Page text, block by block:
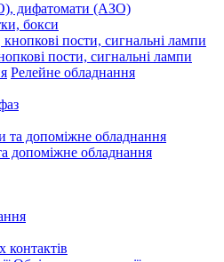
дифатомати (АЗО)
бокси
пости, сигнальні лампи
Релейне обладнання
допоміжне обладнання
контактів